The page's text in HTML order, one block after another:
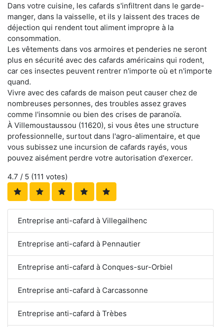
Dans votre cuisine, les cafards s'infiltrent dans le garde-
manger, dans la vaisselle, et ils y laissent des traces de
déjection qui rendent tout aliment impropre à la
consommation.
Les vêtements dans vos armoires et penderies ne seront
plus en sécurité avec des cafards américains qui rodent,
car ces insectes peuvent rentrer n'importe où et n'importe
quand.
Vivre avec des cafards de maison peut causer chez de
nombreuses personnes, des troubles assez graves
comme l'insomnie ou bien des crises de paranoïa.
À Villemoustaussou (11620), si vous êtes une structure
professionnelle, surtout dans l'agro-alimentaire, et que
vous subissez une incursion de cafards rayés, vous
pouvez aisément perdre votre autorisation d'exercer.
4.7 / 5 (111 votes)
Entreprise anti-cafard à Villegailhenc
Entreprise anti-cafard à Pennautier
Entreprise anti-cafard à Conques-sur-Orbiel
Entreprise anti-cafard à Carcassonne
Entreprise anti-cafard à Trèbes